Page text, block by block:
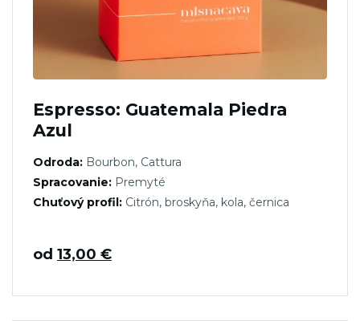
Espresso: Guatemala Piedra
Azul
Odroda: Bourbon, Cattura
Spracovanie: Premyté
Chuťový profil: Citrón, broskyňa, kola, černica
od 13,00 €